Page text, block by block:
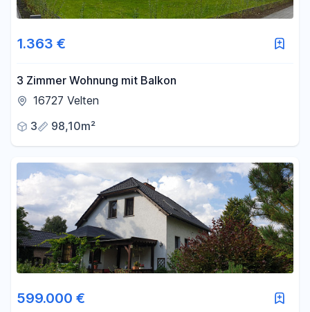
1.363 €
3 Zimmer Wohnung mit Balkon
16727 Velten
3
98,10m²
599.000 €